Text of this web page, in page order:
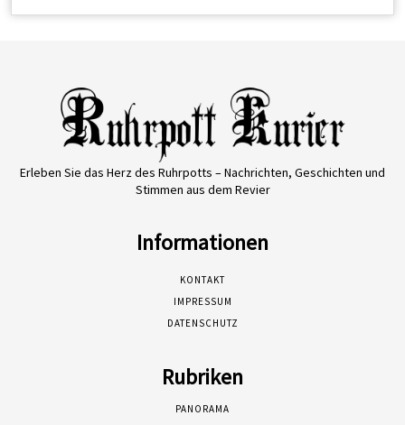
Erleben Sie das Herz des Ruhrpotts – Nachrichten, Geschichten und
Stimmen aus dem Revier
Informationen
KONTAKT
IMPRESSUM
DATENSCHUTZ
Rubriken
PANORAMA